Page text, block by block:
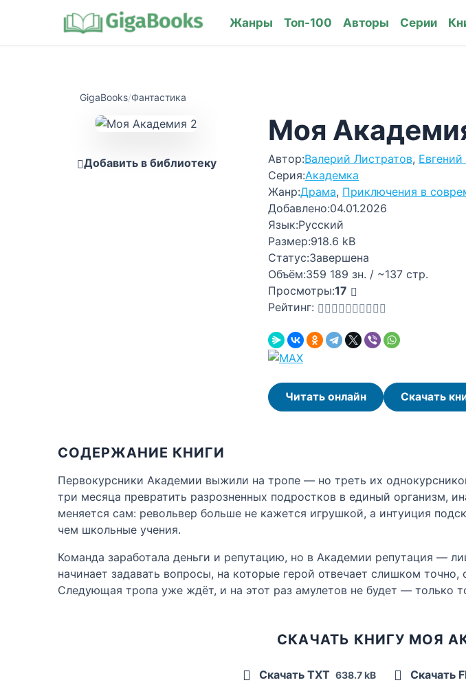
Жанры Топ-100 Авторы Серии
GigaBooks/Фантастика
Добавить в библиотеку
Моя
Автор:Валерий Листратов,
Серия:Академка
Жанр:Драма, Приключения в
Добавлено:04.01.2026
Язык:Русский
Размер:918.6 kB
Статус:Завершена
Объём:359 189 зн. / ~137 стр.
Просмотры:17
Рейтинг:
Читать онлайн Скачать
СОДЕРЖАНИЕ КНИГИ
Первокурсники Академии выжили на тропе — но треть их
три месяца превратить разрозненных подростков в единый организм,
меняется сам: револьвер больше не кажется игрушкой, а интуиция
чем школьные учения.
Команда заработала деньги и репутацию, но в Академии репутация —
начинает задавать вопросы, на которые герой отвечает слишком
Следующая тропа уже ждёт, и на этот раз амулетов не будет — только
СКАЧАТЬ КНИГУ МОЯ
Скачать TXT 638.7 kB Скачать